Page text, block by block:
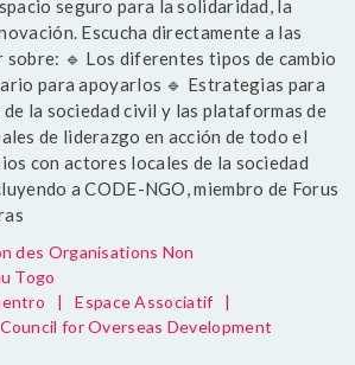
seguro para la solidaridad, la
Escucha directamente a las
🔹 Los diferentes tipos de cambio
para apoyarlos 🔹 Estrategias para
la sociedad civil y las plataformas de
de liderazgo en acción de todo el
con actores locales de la sociedad
a CODE-NGO, miembro de Forus
des Organisations Non
Togo
| Espace Associatif
|
for Overseas Development